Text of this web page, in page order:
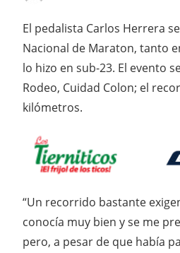
El pedalista Carlos Herrera
Nacional de Maraton, tanto
lo hizo en sub-23. El evento
Rodeo, Cuidad Colon; el
kilómetros.
“Un recorrido bastante
conocía muy bien y se me
pero, a pesar de que había